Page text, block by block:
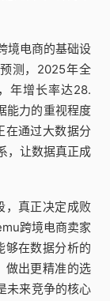
境电商的基础设
测，2025年全
年增长率达28.
能力的重视程度
在通过大数据分
，让数据真正成
，真正决定成败
跨境电商卖家
够在数据分析的
做出更精准的选
未来竞争的核心